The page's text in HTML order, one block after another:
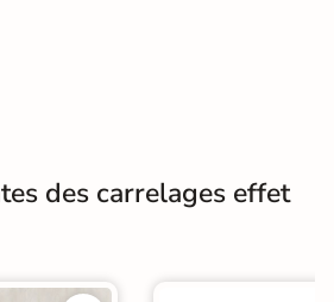
des carrelages effet